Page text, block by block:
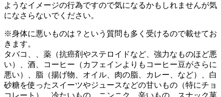
ようなイメージの行為ですので気になるかもしれませんが気
になさらないでください。
※身体に悪いものは？という質問も多く受けるので載せてお
きます。
タバコ、、薬（抗癌剤やステロイドなど、強力なものほど悪
い）、酒、コーヒー（カフェインよりもコーヒー豆がさらに
悪い）、脂（揚げ物、オイル、肉の脂、カレー、など）、白
砂糖を使ったスイーツやジュースなどの甘いもの（特にチョ
コレート）、冷たいもの、ニンニク、辛いもの、スナック菓